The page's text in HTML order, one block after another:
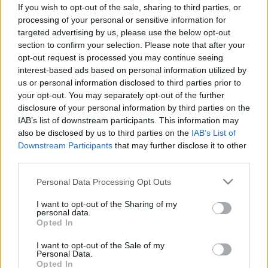
If you wish to opt-out of the sale, sharing to third parties, or
processing of your personal or sensitive information for
targeted advertising by us, please use the below opt-out
section to confirm your selection. Please note that after your
opt-out request is processed you may continue seeing
interest-based ads based on personal information utilized by
us or personal information disclosed to third parties prior to
your opt-out. You may separately opt-out of the further
disclosure of your personal information by third parties on the
IAB’s list of downstream participants. This information may
also be disclosed by us to third parties on the IAB’s List of
Downstream Participants that may further disclose it to other
Please note that this website/app uses one or more Google
not limited to your visit or usage behaviour. You may click to
grant or deny consent to Google and its third-party tags to
use your data for below specified purposes in below Google
consent section.
Personal Data Processing Opt Outs
I want to opt-out of the Sharing of my
personal data.
Opted In
I want to opt-out of the Sale of my
Personal Data.
Opted In
télisebbre vált az idő